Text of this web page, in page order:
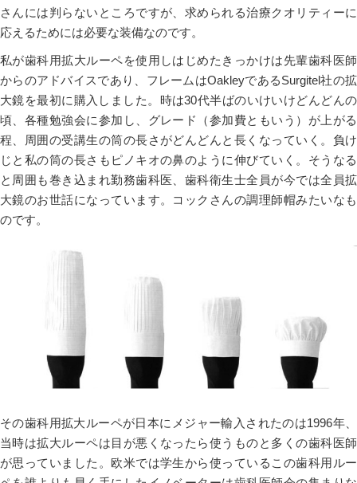
さんには判らないところですが、求められる治療クオリティーに
応えるためには必要な装備なのです。
私が歯科用拡大ルーペを使用しはじめたきっかけは先輩歯科医師
からのアドバイスであり、フレームはOakleyであるSurgitel社の拡
大鏡を最初に購入しました。時は30代半ばのいけいけどんどんの
頃、各種勉強会に参加し、グレード（参加費ともいう）が上がる
程、周囲の受講生の筒の長さがどんどんと長くなっていく。負け
じと私の筒の長さもピノキオの鼻のように伸びていく。そうなる
と周囲も巻き込まれ勤務歯科医、歯科衛生士全員が今では全員拡
大鏡のお世話になっています。コックさんの調理師帽みたいなも
のです。
その歯科用拡大ルーペが日本にメジャー輸入されたのは1996年、
当時は拡大ルーペは目が悪くなったら使うものと多くの歯科医師
が思っていました。欧米では学生から使っているこの歯科用ルー